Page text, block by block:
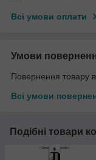
Всі умови оплати
Умови
Повернення товару
Всі умови
Подібні товари